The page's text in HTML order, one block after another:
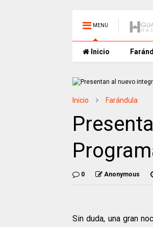
MENU
Inicio
Inicio Farándula
0 Anonymous
Sin duda, una gran